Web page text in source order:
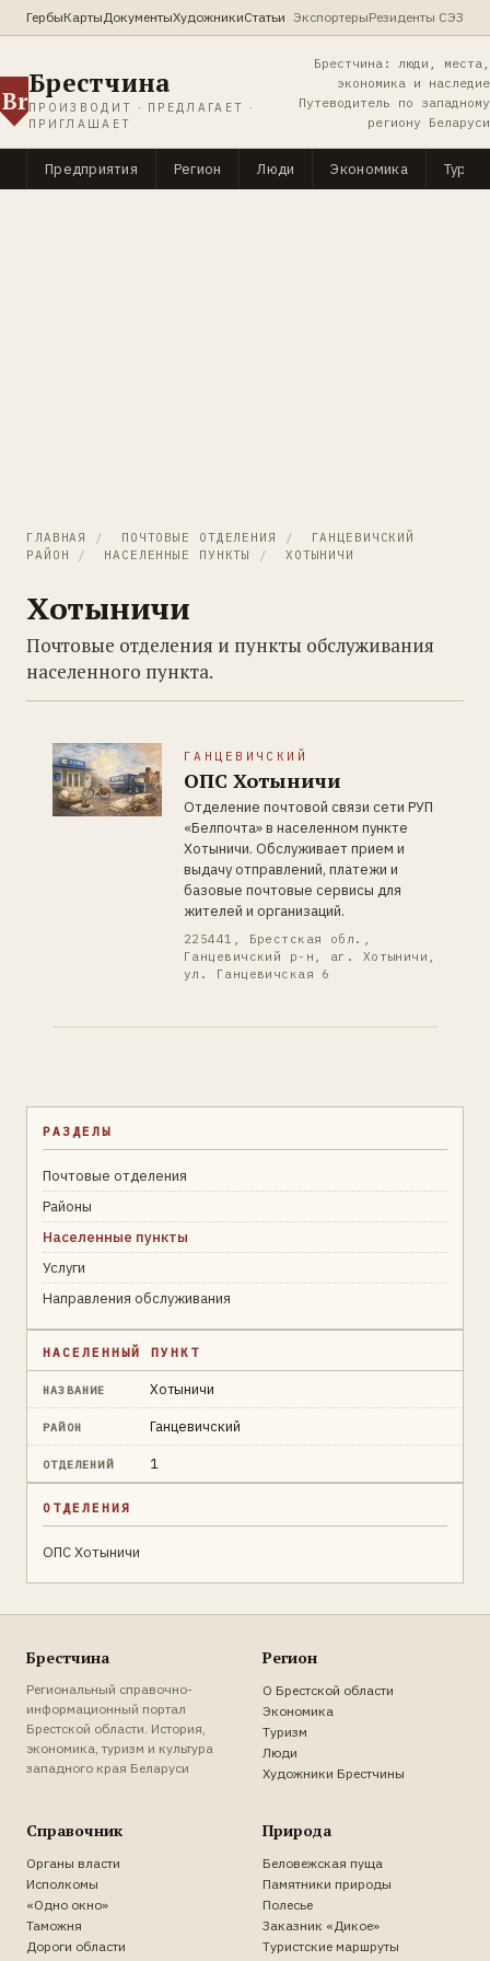
ГербыКартыДокументыХудожникиСтатьи ЭкспортерыРезиденты СЭЗ
Br
Брестчина
ПРОИЗВОДИТ · ПРЕДЛАГАЕТ ·
ПРИГЛАШАЕТ
Брестчина: люди, места,
экономика и наследие
Путеводитель по западному
региону Беларуси
Предприятия Регион Люди Экономика
ГЛАВНАЯ / ПОЧТОВЫЕ ОТДЕЛЕНИЯ /
ГАНЦЕВИЧСКИЙ
РАЙОН
/ НАСЕЛЕННЫЕ ПУНКТЫ / ХОТЫНИЧИ
Хотыничи
Почтовые отделения и пункты обслуживания
населенного пункта.
ГАНЦЕВИЧСКИЙ
ОПС Хотыничи
Отделение почтовой связи сети РУП
«Белпочта» в населенном пункте
Хотыничи. Обслуживает прием и
выдачу отправлений, платежи и
базовые почтовые сервисы для
жителей и организаций.
225441, Брестская обл.,
Ганцевичский р-н, аг. Хотыничи,
ул. Ганцевичская 6
РАЗДЕЛЫ
Почтовые отделения
Районы
Населенные пункты
Услуги
Направления обслуживания
НАСЕЛЕННЫЙ ПУНКТ
НАЗВАНИЕ Хотыничи
РАЙОН Ганцевичский
ОТДЕЛЕНИЙ 1
ОТДЕЛЕНИЯ
ОПС Хотыничи
Брестчина
Региональный справочно-
информационный портал
Брестской области. История,
экономика, туризм и культура
западного края Беларуси
Регион
О Брестской области
Экономика
Туризм
Люди
Художники Брестчины
Справочник
Органы власти
Исполкомы
«Одно окно»
Таможня
Дороги области
Природа
Беловежская пуща
Памятники природы
Полесье
Заказник «Дикое»
Туристские маршруты